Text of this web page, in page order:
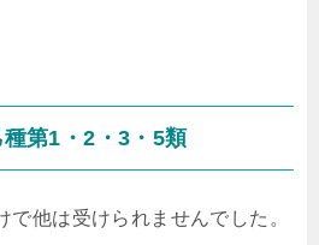
第1・2・3・5類
他は受けられませんでした。